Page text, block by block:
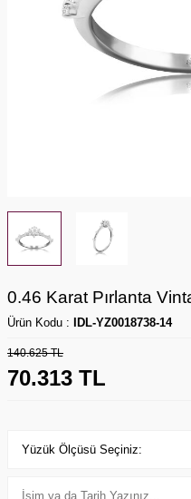
0.46 Karat Pırlanta
Ürün Kodu : IDL-YZ0018738-14
140.625TL
70.313 TL